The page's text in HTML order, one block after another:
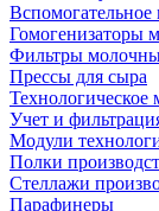
Вспомогательное
Гомогенизаторы
Фильтры
Прессы для сыра
Технологическое
Учет и
Модули
Полки
Стеллажи
Парафинеры